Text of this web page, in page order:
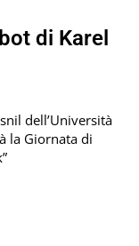
di Karel
dell’Università
la Giornata di